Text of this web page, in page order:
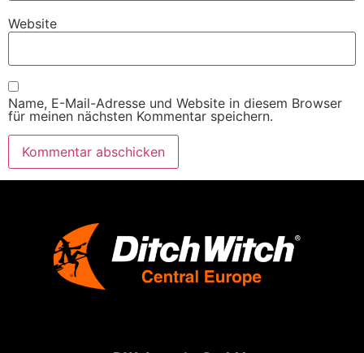
Website
Name, E-Mail-Adresse und Website in diesem Browser
für meinen nächsten Kommentar speichern.